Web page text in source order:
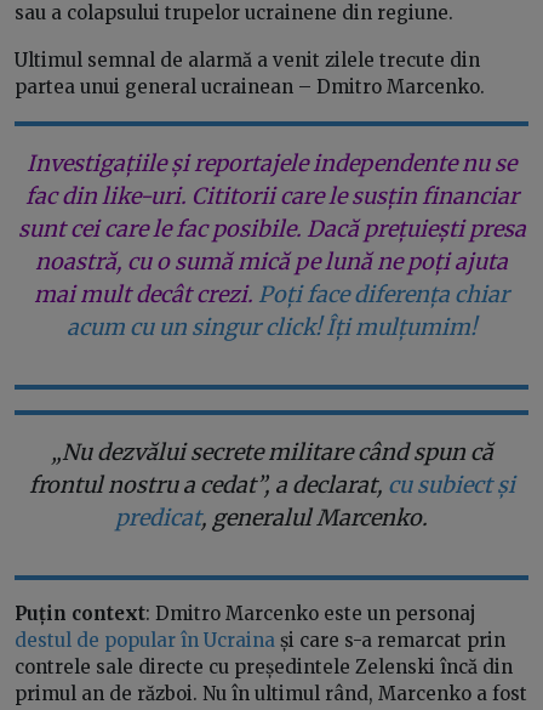
sau a colapsului trupelor ucrainene din regiune.
Ultimul semnal de alarmă a venit zilele trecute din
partea unui general ucrainean – Dmitro Marcenko.
Investigațiile și reportajele independente nu se
fac din like-uri. Cititorii care le susțin financiar
sunt cei care le fac posibile. Dacă prețuiești presa
noastră, cu o sumă mică pe lună ne poți ajuta
mai mult decât crezi. Poți face diferența chiar
acum cu un singur click! Îți mulțumim!
„Nu dezvălui secrete militare când spun că
frontul nostru a cedat”, a declarat, cu subiect și
predicat, generalul Marcenko.
Puțin context: Dmitro Marcenko este un personaj
destul de popular în Ucraina și care s-a remarcat prin
contrele sale directe cu președintele Zelenski încă din
primul an de război. Nu în ultimul rând, Marcenko a fost